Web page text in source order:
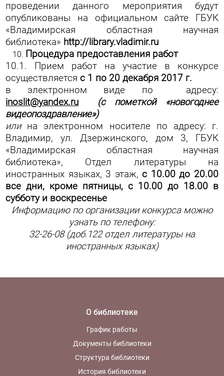
проведении данного мероприятия будут
опубликованы на официальном сайте ГБУК
«Владимирская областная научная
библиотека» http://library.vladimir.ru
Процедура предоставления работ
10.1. Прием работ на участие в конкурсе
осуществляетсяс 1 по 20 декабря 2017 г.
в электронном виде по адресу:
inoslit@yandex.ru
(с пометкой «новогоднее
видеопоздравление»)
или на электронном носителе по адресу: г.
Владимир, ул. Дзержинского, дом 3, ГБУК
«Владимирская областная научная
библиотека», Отдел литературы на
иностранных языках, 3 этаж,с 10.00 до 20.00
все дни, кроме пятницы, с 10.00 до 18.00 в
субботу и воскресенье
Информацию по организации конкурса можно
узнать по телефону:
32-26-08 (доб.122 отдел литературы на
иностранных языках)
О библиотеке
График работы
Документы библиотеки
Структура библиотеки
История библиотеки